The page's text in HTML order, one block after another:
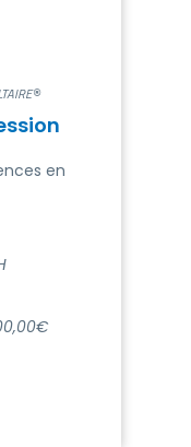
en